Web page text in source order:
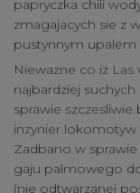
papryczka chili
zmagajacych sie z
pustynnym upalem
Niewazne co iz Las
najbardziej
sprawie
inzynier lokomotyw
Zadbano w
gaju palmowego
(nie odtwarzanej